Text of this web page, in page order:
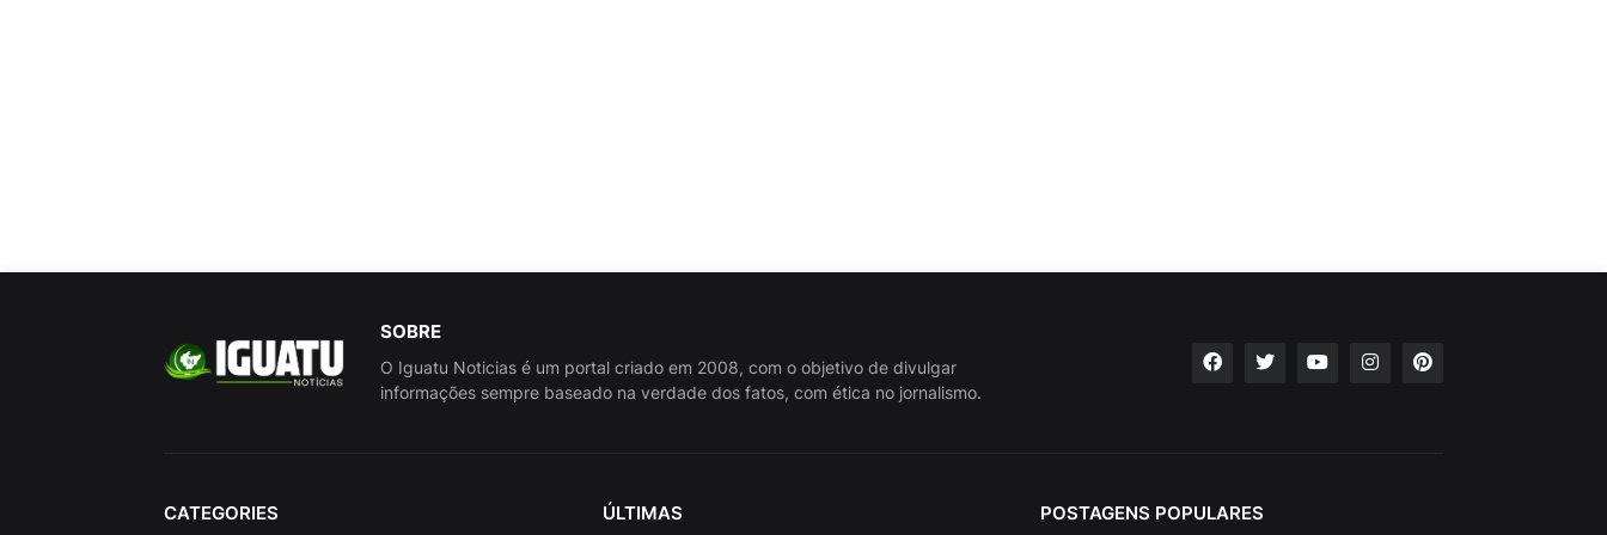
SOBRE
O Iguatu Noticias é um portal criado em 2008, com o objetivo de divulgar
informações sempre baseado na verdade dos fatos, com ética no jornalismo.
CATEGORIES ÚLTIMAS POSTAGENS POPULARES